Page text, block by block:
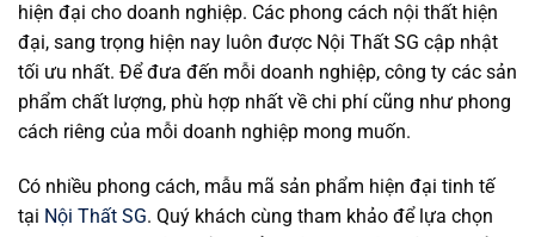
hiện đại cho doanh nghiệp. Các phong cách nội thất hiện
đại, sang trọng hiện nay luôn được Nội Thất SG cập nhật
tối ưu nhất. Để đưa đến mỗi doanh nghiệp, công ty các sản
phẩm chất lượng, phù hợp nhất về chi phí cũng như phong
cách riêng của mỗi doanh nghiệp mong muốn.
Có nhiều phong cách, mẫu mã sản phẩm hiện đại tinh tế
tại Nội Thất SG. Quý khách cùng tham khảo để lựa chọn